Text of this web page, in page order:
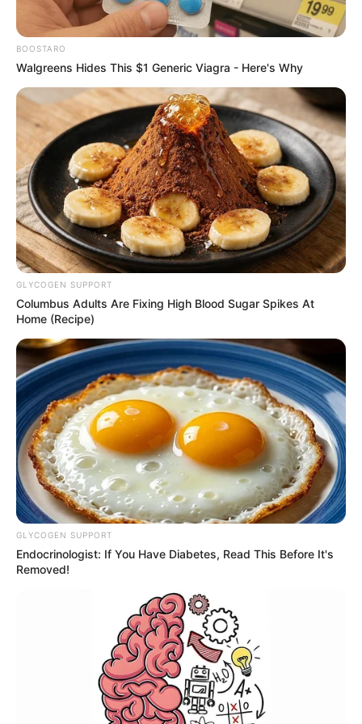
retomar seus estudos universitários e está sentado na escuridão
quase completa há mais de 50 dias, desde a temida soneca de 40
minutos, em 19 de dezembro de 2022.
O isolamento
"No meu quarto, mantenho as persianas fechadas e todas as luzes
apagadas", disse Mike ao tabloide britânico Daily Star. “É muito
estranho não poder ver as pessoas. Você não quer que as pessoas
se sintam mal por você, mas ao mesmo tempo você quer viver
como um jovem de 21 anos que está na faculdade."
BOOSTARO
Walgreens Hides This $1 Generic Viagra - Here's Why
GLYCOGEN SUPPORT
Columbus Adults Are Fixing High Blood Sugar Spikes At
Home (Recipe)
GLYCOGEN SUPPORT
Endocrinologist: If You Have Diabetes, Read This Before It's
Removed!